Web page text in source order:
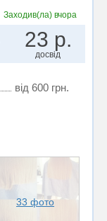
Заходив(ла) вчора
23 р.
досвід
від 600 грн.
33 фото